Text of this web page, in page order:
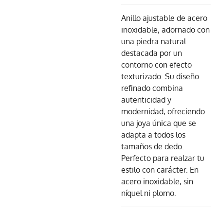
Anillo ajustable de acero
inoxidable, adornado con
una piedra natural
destacada por un
contorno con efecto
texturizado. Su diseño
refinado combina
autenticidad y
modernidad, ofreciendo
una joya única que se
adapta a todos los
tamaños de dedo.
Perfecto para realzar tu
estilo con carácter. En
acero inoxidable, sin
níquel ni plomo.